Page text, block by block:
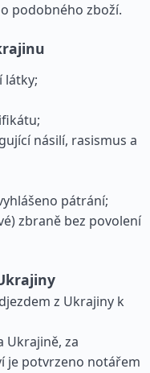
podobného zboží.
látky;
násilí, rasismus a
pátrání;
zbraně bez povolení
z Ukrajiny k
Ukrajině, za
je potvrzeno notářem